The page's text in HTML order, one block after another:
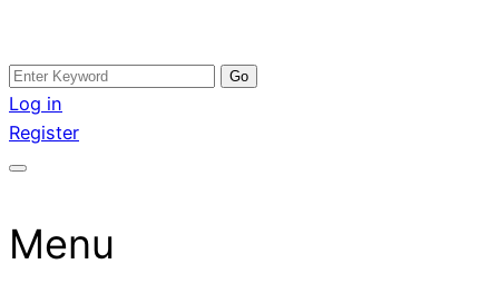
Skip
to
content
อสังหาโพสต์ รีวิวเยอะ รับจ้างโพสต์ขายบ้าน รับจ้างโพสต์อสัง
หา แตกต่างอย่างตั้งใจ รับรองผล อันดับ1 การโพสต์ขายอสังหา
กับทีมงานบริษัท บ้าน ที่ดิน คอนโด ติดGoogleหน้าแรกได้จริงๆ
รับจ้างโพสอสังหา ขายบ้าน อสังหาโพสต์ เชื่อถือได้จริง รับ
โพสต์ ที่ดิน กับทีมงานบริษัท ถูกและดีที่สุด ไม่มีค่านายหน้า
ขายได้จริงๆ ช่วยสร้างโอกาสในการขายได้มากกว่า ที่เดียว ที่
Search
for:
Log in
Register
Menu